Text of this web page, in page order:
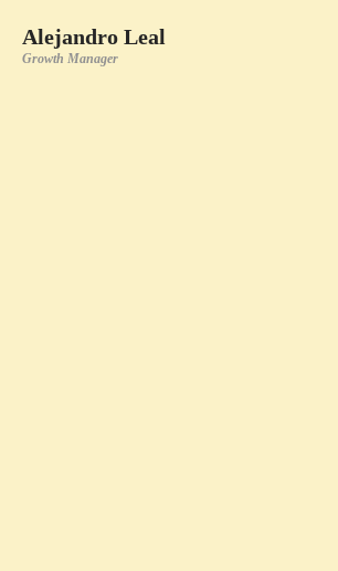
Alejandro Leal
Growth Manager